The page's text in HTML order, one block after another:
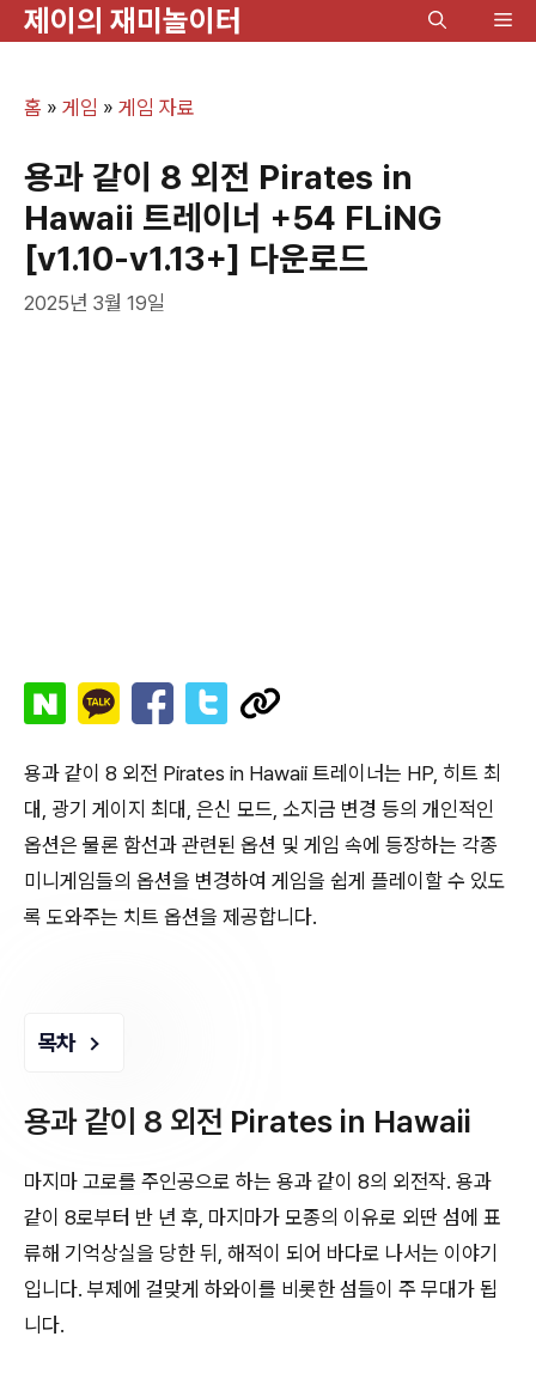
제이의 재미놀이터
메
홈 » 게임 » 게임 자료
용과 같이 8 외전 Pirates in
Hawaii 트레이너 +54 FLiNG
[v1.10-v1.13+] 다운로드
2025년 3월 19일
용과 같이 8 외전 Pirates in Hawaii 트레이너는 HP, 히트 최
대, 광기 게이지 최대, 은신 모드, 소지금 변경 등의 개인적인
옵션은 물론 함선과 관련된 옵션 및 게임 속에 등장하는 각종
미니게임들의 옵션을 변경하여 게임을 쉽게 플레이할 수 있도
록 도와주는 치트 옵션을 제공합니다.
목차
용과 같이 8 외전 Pirates in Hawaii
마지마 고로를 주인공으로 하는 용과 같이 8의 외전작. 용과
같이 8로부터 반 년 후, 마지마가 모종의 이유로 외딴 섬에 표
류해 기억상실을 당한 뒤, 해적이 되어 바다로 나서는 이야기
입니다. 부제에 걸맞게 하와이를 비롯한 섬들이 주 무대가 됩
니다.